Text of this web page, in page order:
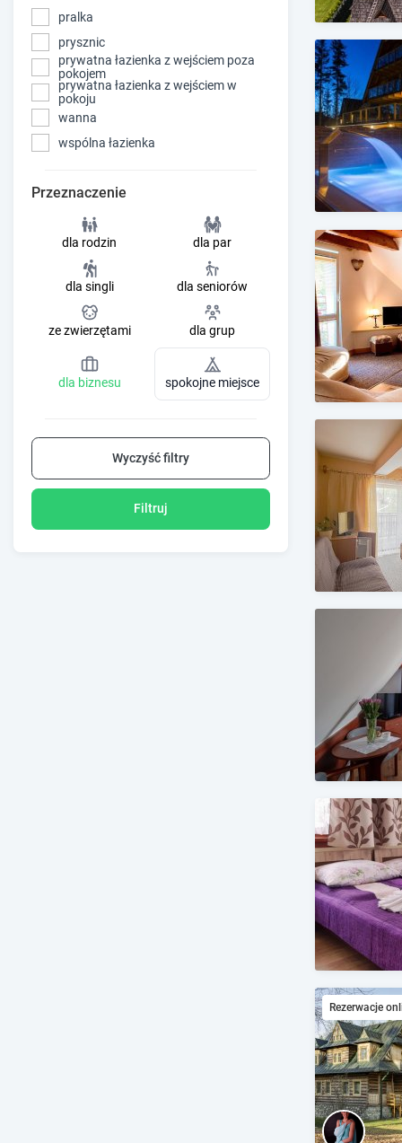
pralka
prysznic
prywatna łazienka z wejściem poza
pokojem
prywatna łazienka z wejściem w
pokoju
wanna
wspólna łazienka
Przeznaczenie
dla rodzin dla par
dla singli dla seniorów
ze zwierzętami dla grup
dla biznesu spokojne miejsce
Wyczyść filtry
Filtruj
Rezerwacje